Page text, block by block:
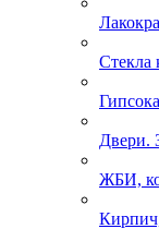
Стекла
Двери.
ЖБИ,